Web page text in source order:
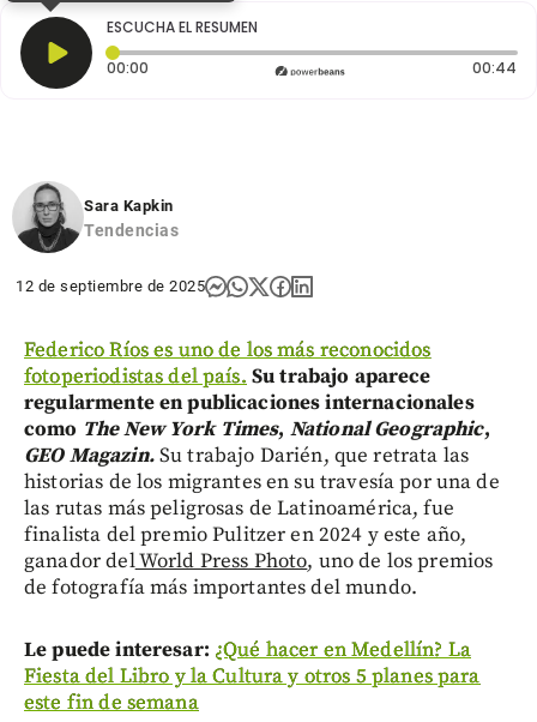
ESCUCHA EL RESUMEN
00:00 Tiempo transcurrido: 0 segundos 00:44
Sara Kapkin
Tendencias
12 de septiembre de 2025
Federico Ríos es uno de los más reconocidos
fotoperiodistas del país. Su trabajo aparece
regularmente en publicaciones internacionales
como The New York Times, National Geographic,
GEO Magazin.Su trabajo Darién, que retrata las
historias de los migrantes en su travesía por una de
las rutas más peligrosas de Latinoamérica, fue
finalista del premio Pulitzer en 2024 y este año,
ganador delWorld Press Photo, uno de los premios
de fotografía más importantes del mundo.
Le puede interesar: ¿Qué hacer en Medellín? La
Fiesta del Libro y la Cultura y otros 5 planes para
este fin de semana